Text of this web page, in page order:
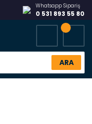
Whatsapp Sipariş
0 531 893 55 80
ARA